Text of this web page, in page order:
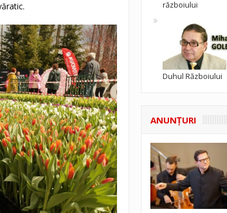
războiului
Duhul Războiului
ANUNŢURI